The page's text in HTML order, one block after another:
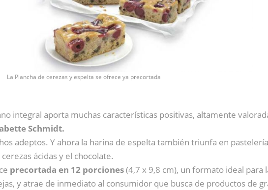
La Plancha de cerezas y espelta se ofrece ya precortada
integral aporta muchas características positivas, altamente
Schmidt.
adeptos. Y ahora la harina de espelta también triunfa en
ácidas y el chocolate.
precortada en 12 porciones(4,7 x 9,8 cm), un formato ideal
y atrae de inmediato al consumidor que busca de productos de